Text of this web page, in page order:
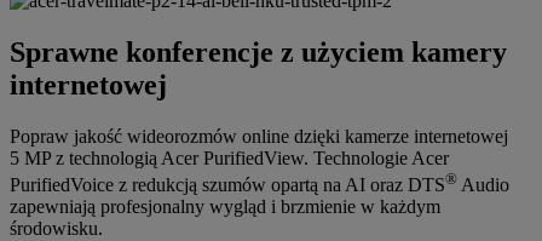
Sprawne konferencje z użyciem kamery
internetowej
Popraw jakość wideorozmów online dzięki kamerze internetowej
5 MP z technologią Acer PurifiedView. Technologie Acer
PurifiedVoice z redukcją szumów opartą na AI oraz DTS® Audio
zapewniają profesjonalny wygląd i brzmienie w każdym
środowisku.